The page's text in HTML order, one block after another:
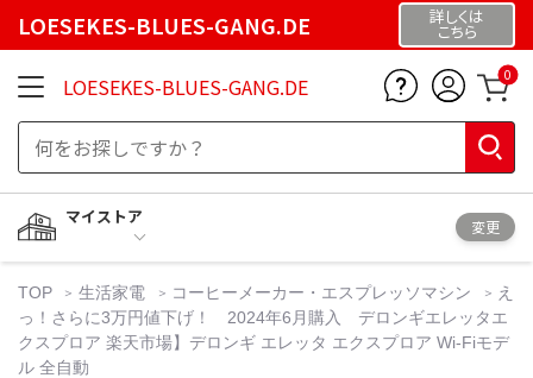
LOESEKES-BLUES-GANG.DE 詳しくは
こちら
LOESEKES-BLUES-GANG.DE 0
マイストア
変更
TOP 生活家電 コーヒーメーカー・エスプレッソマシン
え
っ！さらに3万円値下げ！ 2024年6月購入 デロンギエレッタエ
クスプロア 楽天市場】デロンギ エレッタ エクスプロア Wi-Fiモデ
ル 全自動